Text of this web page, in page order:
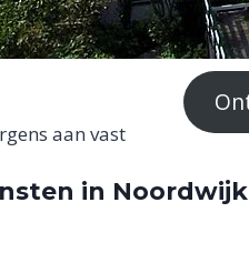
aan vast
in Noordwijk